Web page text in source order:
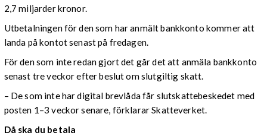
2,7 miljarder kronor.
Utbetalningen för den som har anmält bankkonto kommer att
landa på kontot senast på fredagen.
För den som inte redan gjort det går det att anmäla bankkonto
senast tre veckor efter beslut om slutgiltig skatt.
– De som inte har digital brevlåda får slutskattebeskedet med
posten 1–3 veckor senare, förklarar Skatteverket.
Då ska du betala